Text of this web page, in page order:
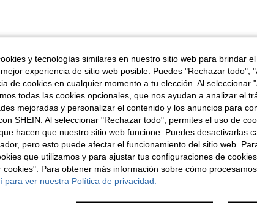
el diseño que piden
Útil (2)
Reseñas
y tecnologías similares en nuestro sitio web para brindar
experiencia de sitio web posible. Puedes "Rechazar todo",
de cookies en cualquier momento a tu elección. Al seleccionar
todas las cookies opcionales, que nos ayudan a analizar el
mejoradas y personalizar el contenido y los anuncios para
SHEIN. Al seleccionar "Rechazar todo", permites el uso de
hacen que nuestro sitio web funcione. Puedes desactivarlas
pero esto puede afectar el funcionamiento del sitio web.
que utilizamos y para ajustar tus configuraciones de
cookies". Para obtener más información sobre cómo
para ver nuestra Política de privacidad.